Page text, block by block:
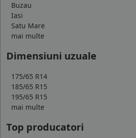
Buzau
Iasi
Satu Mare
mai multe
Dimensiuni uzuale
175/65 R14
185/65 R15
195/65 R15
mai multe
Top producatori